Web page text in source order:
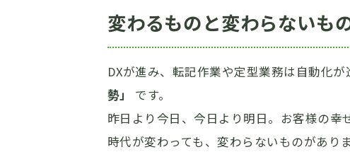
変わるものと変わらないも
DXが進み、転記作業や定型業務は自動化
勢」
です。
昨日より今日、今日より明日。お客様の幸
時代が変わっても、変わらないものがあ